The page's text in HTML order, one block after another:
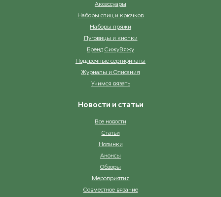
Аксессуары
Наборы спиц и крючков
Наборы пряжи
Пуговицы и кнопки
Бренд СижуВяжу
Подарочные сертификаты
Журналы и Описания
Учимся вязать
Новости и статьи
Все новости
Статьи
Новинки
Анонсы
Обзоры
Мероприятия
Совместное вязание